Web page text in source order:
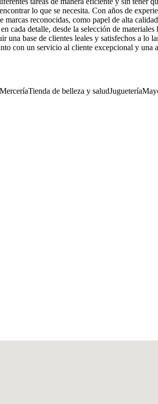
lo que se necesita. Con años de
marcas reconocidas, como papel de alta
detalle, desde la selección de
base de clientes leales y satisfechos a lo
con un servicio al cliente excepcional y una
MerceríaTienda de belleza y saludJuguetería